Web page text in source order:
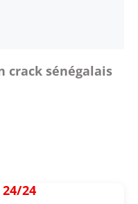
crack sénégalais
24/24